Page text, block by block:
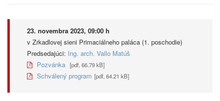
23. novembra 2023, 09:00 h
v Zrkadlovej sieni Primaciálneho paláca (1. poschodie)
Predsedajúci: Ing. arch. Vallo Matúš
Pozvánka [pdf, 66.79 kB]
Schválený program [pdf, 64.21 kB]